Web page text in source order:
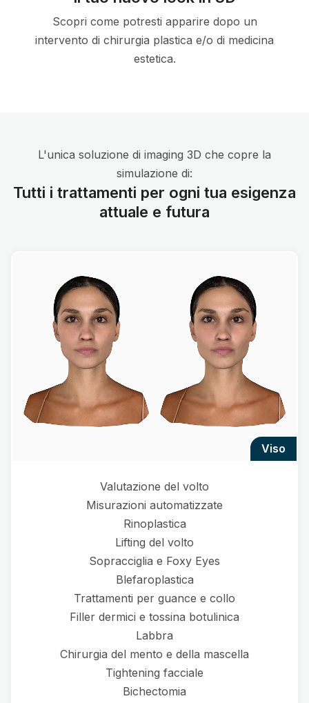
Scopri come potresti apparire dopo un
intervento di chirurgia plastica e/o di medicina
estetica.
L'unica soluzione di imaging 3D che copre la
simulazione di:
Tutti i trattamenti per ogni tua esigenza
attuale e futura
viso
Valutazione del volto
Misurazioni automatizzate
Rinoplastica
Lifting del volto
Sopracciglia e Foxy Eyes
Blefaroplastica
Trattamenti per guance e collo
Filler dermici e tossina botulinica
Labbra
Chirurgia del mento e della mascella
Tightening facciale
Bichectomia